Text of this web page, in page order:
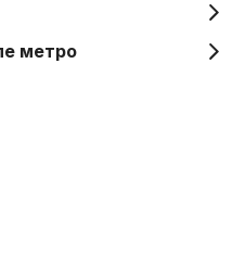
метро